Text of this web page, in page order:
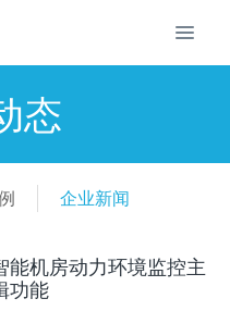
态
企业新闻
能机房动力环境监控主
功能